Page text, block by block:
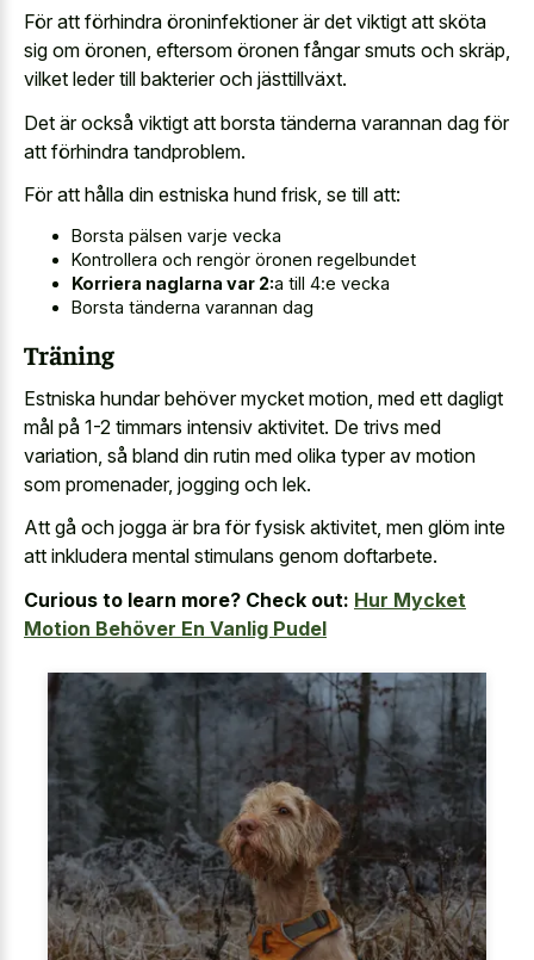
För att förhindra öroninfektioner är det viktigt att sköta
sig om öronen, eftersom öronen fångar smuts och skräp,
vilket leder till bakterier och jästtillväxt.
Det är också viktigt att borsta tänderna varannan dag för
att förhindra tandproblem.
För att hålla din estniska hund frisk, se till att:
Borsta pälsen varje vecka
Kontrollera och rengör öronen regelbundet
Korriera naglarna var 2:a till 4:e vecka
Borsta tänderna varannan dag
Träning
Estniska hundar behöver mycket motion, med ett dagligt
mål på 1-2 timmars intensiv aktivitet. De trivs med
variation, så bland din rutin med olika typer av motion
som promenader, jogging och lek.
Att gå och jogga är bra för fysisk aktivitet, men glöm inte
att inkludera mental stimulans genom doftarbete.
Curious to learn more? Check out: Hur Mycket
Motion Behöver En Vanlig Pudel